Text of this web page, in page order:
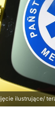
ilustrujące/